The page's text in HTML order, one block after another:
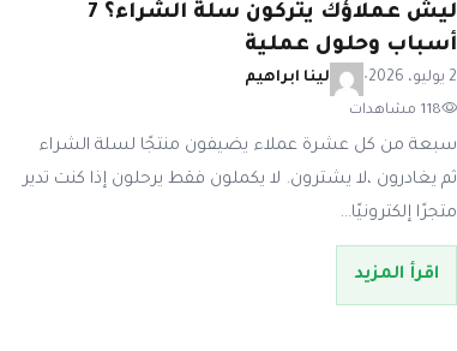
ليش عملاؤك يتركون سلة الشراء؟ 7
أسباب وحلول عملية
2 يوليو، 2026 •
لينا ابراهيم
118 مشاهدات
سبعة من كل عشرة عملاء يضيفون منتجًا لسلة الشراء
ثم يغادرون ،لا يشترون. لا يكملون فقط يرحلون إذا كنت تدير
متجرًا إلكترونيًا…
اقرأ المزيد